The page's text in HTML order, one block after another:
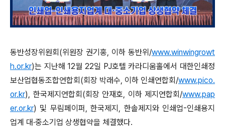
동반성장위원회(위원장 권기홍, 이하 동반위/www.winwingrowt
h.or.kr)는 지난해 12월 22일 PJ호텔 카라디움홀에서 대한인쇄정
보산업협동조합연합회(회장 박래수, 이하 인쇄연합회/www.pico.
or.kr), 한국제지연합회(회장 안재호, 이하 제지연합회/www.pap
er.or.kr) 및 무림페이퍼, 한국제지, 한솔제지와 인쇄업-인쇄용지
업계 대·중소기업 상생협약을 체결했다.